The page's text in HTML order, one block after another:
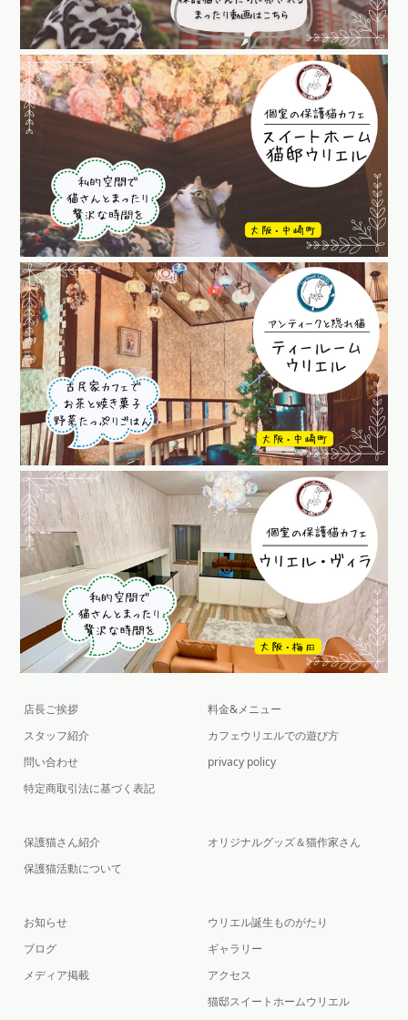
店長ご挨拶
スタッフ紹介
問い合わせ
特定商取引法に基づく表記
料金&メニュー
カフェウリエルでの遊び方
privacy policy
保護猫さん紹介
保護猫活動について
オリジナルグッズ＆猫作家さん
お知らせ
ブログ
メディア掲載
ウリエル誕生ものがたり
ギャラリー
アクセス
猫邸スイートホームウリエル